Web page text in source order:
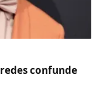
confunde